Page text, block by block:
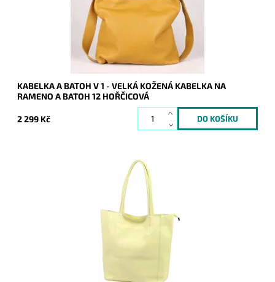
8156
Vera Pelle
2 roky
KABELKA A BATOH V 1 - VELKÁ KOŽENÁ KABELKA NA
RAMENO A BATOH 12 HOŘČICOVÁ
2 299 Kč
Nadčasová, velká, měkoučká, kožená, světležlutá se
stříbrnými doplňky na formát A4 prostě supr kabelka pro nás
Momentálně nedostupné